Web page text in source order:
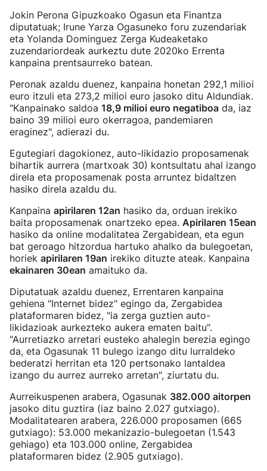
Jokin Perona Gipuzkoako Ogasun eta Finantza
diputatuak; Irune Yarza Ogasuneko foru zuzendariak
eta Yolanda Dominguez Zerga Kudeaketako
zuzendariordeak aurkeztu dute 2020ko Errenta
kanpaina prentsaurreko batean.
Peronak azaldu duenez, kanpaina honetan 292,1 milioi
euro itzuli eta 273,2 milioi euro jasoko ditu Aldundiak.
"Kanpainako saldoa 18,9 milioi euro negatiboa da, iaz
baino 39 milioi euro okerragoa, pandemiaren
eraginez", adierazi du.
Egutegiari dagokionez, auto-likidazio proposamenak
bihartik aurrera (martxoak 30) kontsultatu ahal izango
direla eta proposamenak posta arruntez bidaltzen
hasiko direla azaldu du.
Kanpaina apirilaren 12an hasiko da, orduan irekiko
baita proposamenak onartzeko epea. Apirilaren 15ean
hasiko da online modalitatea Zergabidean, eta egun
bat geroago hitzordua hartuko ahalko da bulegoetan,
horiek apirilaren 19an irekiko dituzte ateak. Kanpaina
ekainaren 30ean amaituko da.
Diputatuak azaldu duenez, Errentaren kanpaina
gehiena "Internet bidez" egingo da, Zergabidea
plataformaren bidez, "ia zerga guztien auto-
likidazioak aurkezteko aukera ematen baitu".
"Aurretiazko arretari eusteko ahalegin berezia egingo
da, eta Ogasunak 11 bulego izango ditu lurraldeko
bederatzi herritan eta 120 pertsonako lantaldea
izango du aurrez aurreko arretan", ziurtatu du.
Aurreikuspenen arabera, Ogasunak 382.000 aitorpen
jasoko ditu guztira (iaz baino 2.027 gutxiago).
Modalitatearen arabera, 226.000 proposamen (665
gutxiago): 53.000 mekanizazio-bulegoetan (1.543
gehiago) eta 103.000 online, Zergabidea
plataformaren bidez (2.905 gutxiago).